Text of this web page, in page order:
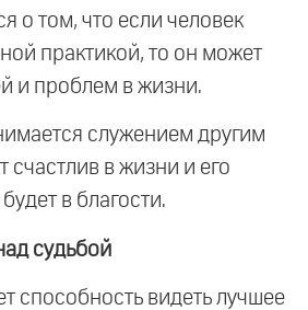
о том, что если человек
практикой, то он может
и проблем в жизни.
служением другим
счастлив в жизни и его
в благости.
судьбой
способность видеть лучшее